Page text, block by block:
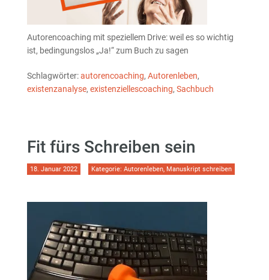
Autorencoaching mit speziellem Drive: weil es so wichtig
ist, bedingungslos „Ja!“ zum Buch zu sagen
Schlagwörter:autorencoaching, Autorenleben,
existenzanalyse, existenziellescoaching, Sachbuch
Fit fürs Schreiben sein
18. Januar 2022 Kategorie: Autorenleben, Manuskript schreiben